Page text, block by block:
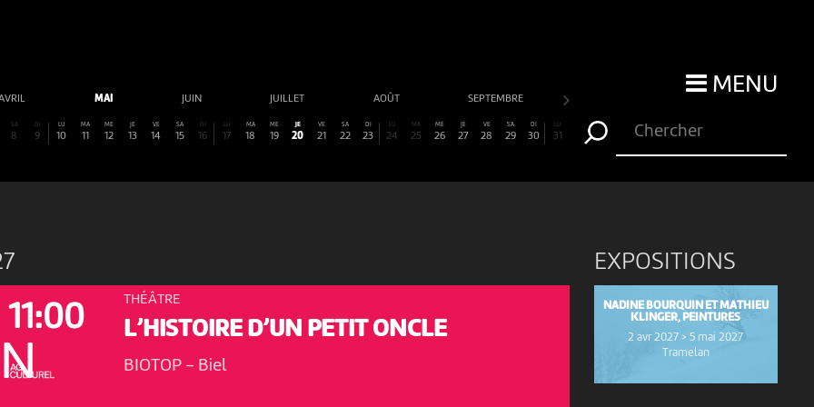
MENU
MAI JUIN JUILLET AOÛT SEPTEMBRE
SA
8
DI
9
LU
10
MA
11
ME
12
JE
13
VE
14
SA
15
DI
16
LU
17
MA
18
ME
19
JE
20
VE
21
SA
22
DI
23
LU
24
MA
25
ME
26
JE
27
VE
28
SA
29
DI
30
LU
31
11:00 THÉÂTRE
L’HISTOIRE D’UN PETIT ONCLE
BIOTOP - Biel
EXPOSITIONS
NADINE BOURQUIN ET MATHIEU
KLINGER, PEINTURES
2 avr 2027 > 5 mai 2027
Tramelan